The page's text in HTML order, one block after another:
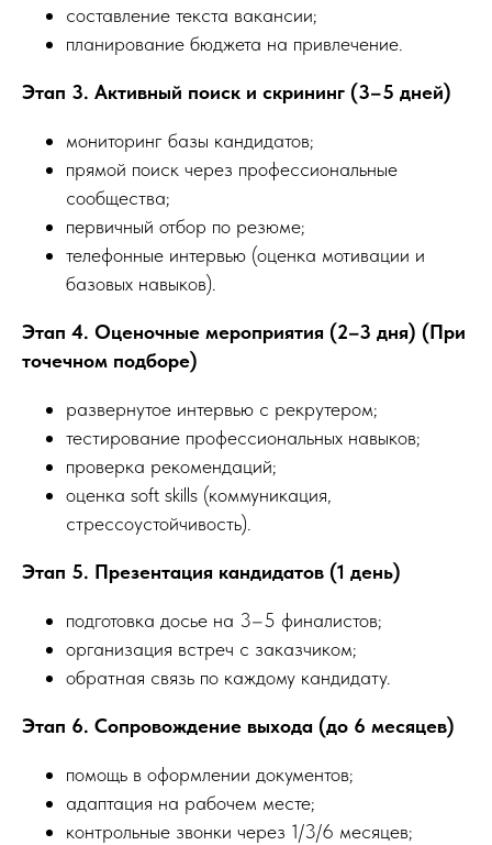
составление текста вакансии;
планирование бюджета на привлечение.
Этап 3. Активный поиск и скрининг (3–5 дней)
мониторинг базы кандидатов;
прямой поиск через профессиональные
сообщества;
первичный отбор по резюме;
телефонные интервью (оценка мотивации и
базовых навыков).
Этап 4. Оценочные мероприятия (2–3 дня) (При
точечном подборе)
развернутое интервью с рекрутером;
тестирование профессиональных навыков;
проверка рекомендаций;
оценка soft skills (коммуникация,
стрессоустойчивость).
Этап 5. Презентация кандидатов (1 день)
подготовка досье на 3–5 финалистов;
организация встреч с заказчиком;
обратная связь по каждому кандидату.
Этап 6. Сопровождение выхода (до 6 месяцев)
помощь в оформлении документов;
адаптация на рабочем месте;
контрольные звонки через 1/3/6 месяцев;